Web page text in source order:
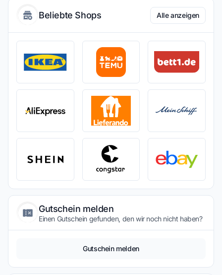
Beliebte Shops Alle anzeigen
Gutschein melden
Einen Gutschein gefunden, den wir noch nicht haben?
Gutschein melden